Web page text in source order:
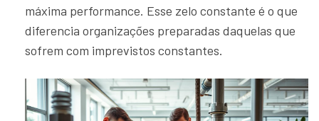
máxima performance. Esse zelo constante é o que
diferencia organizações preparadas daquelas que
sofrem com imprevistos constantes.